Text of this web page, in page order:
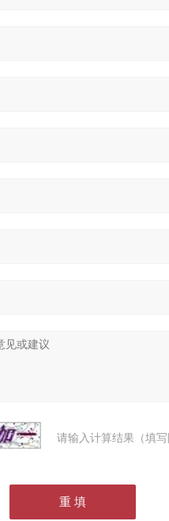
请输入计算结果（填